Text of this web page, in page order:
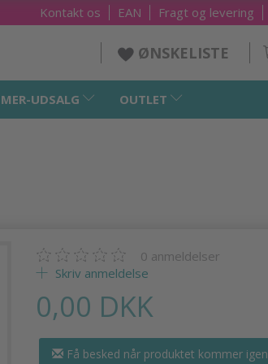
Fragt og levering
EAN
Kontakt os
ØNSKELISTE
UDSALG OUTLET
0 anmeldelser
Skriv anmeldelse
0,00 DKK
Få besked når produktet kommer igen